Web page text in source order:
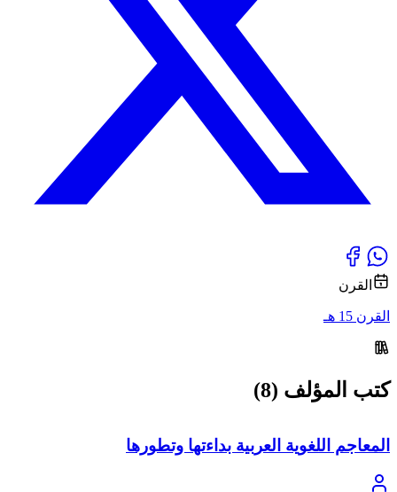
القرن
القرن 15 هـ
كتب المؤلف (8)
المعاجم اللغوية العربية بداءتها وتطورها